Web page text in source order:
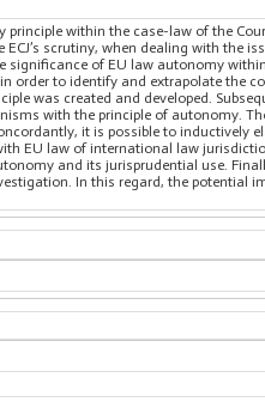
within the case-law of the
scrutiny, when dealing with the
of EU law autonomy
order to identify and extrapolate the
was created and developed.
with the principle of autonomy.
it is possible to inductively
EU law of international law
and its jurisprudential use.
In this regard, the potential